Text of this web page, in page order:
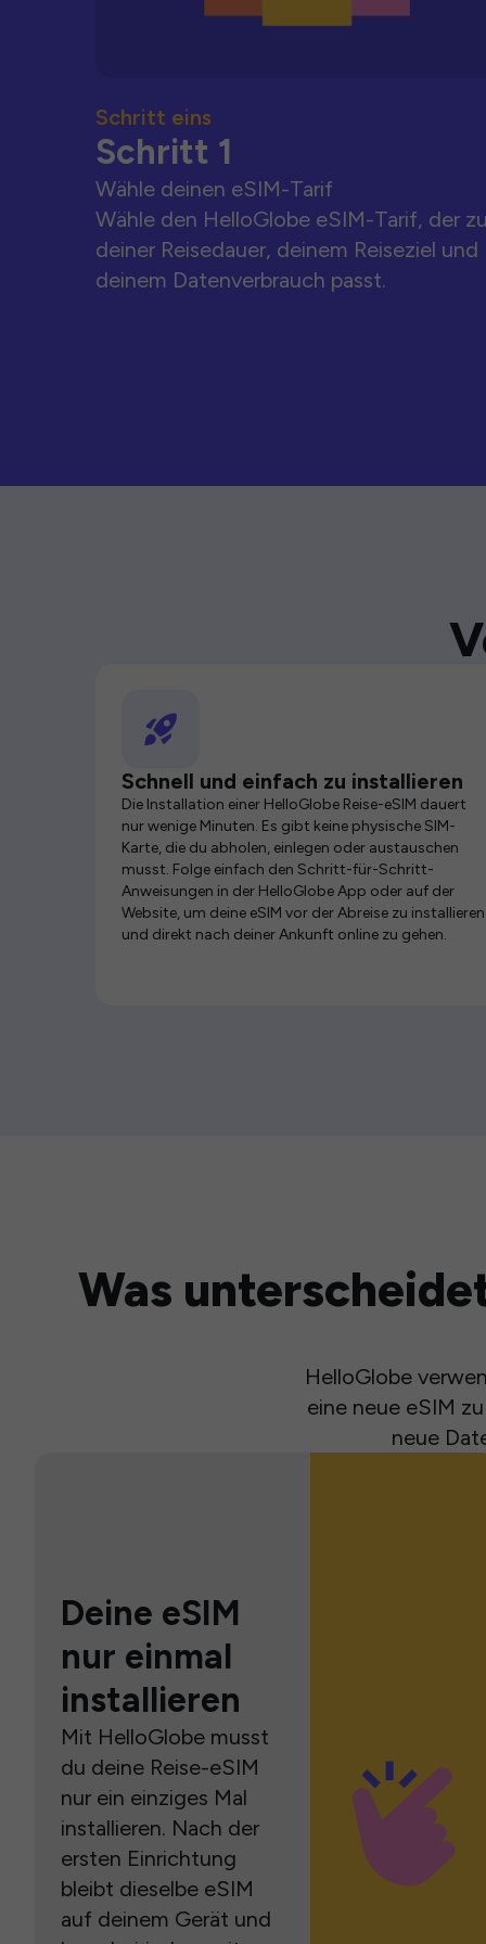
Schritt eins
Schritt 1
Wähle deinen eSIM-Tarif
Wähle den HelloGlobe eSIM-Tarif, der
deiner Reisedauer, deinem Reiseziel und
deinem Datenverbrauch passt.
Schnell und einfach zu installieren
Die Installation einer HelloGlobe Reise-eSIM dauert
nur wenige Minuten. Es gibt keine physische SIM-
Karte, die du abholen, einlegen oder austauschen
musst. Folge einfach den Schritt-für-Schritt-
Anweisungen in der HelloGlobe App oder auf der
Website, um deine eSIM vor der Abreise zu installieren
und direkt nach deiner Ankunft online zu gehen.
Was
HelloGlobe
eine neue eSIM
neue
Deine eSIM
nur einmal
installieren
Mit HelloGlobe musst
du deine Reise-eSIM
nur ein einziges Mal
installieren. Nach der
ersten Einrichtung
bleibt dieselbe eSIM
auf deinem Gerät und